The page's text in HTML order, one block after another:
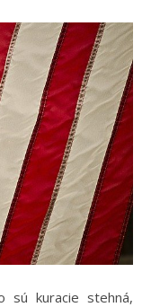
sú kuracie stehná,